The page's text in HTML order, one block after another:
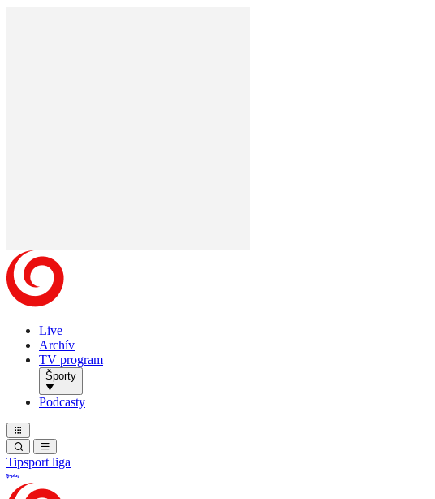
Live
Archív
TV program
Športy
Podcasty
Tipsport liga